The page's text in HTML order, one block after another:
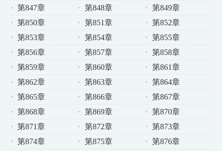
第847章
第848章
第849章
第850章
第851章
第852章
第853章
第854章
第855章
第856章
第857章
第858章
第859章
第860章
第861章
第862章
第863章
第864章
第865章
第866章
第867章
第868章
第869章
第870章
第871章
第872章
第873章
第874章
第875章
第876章